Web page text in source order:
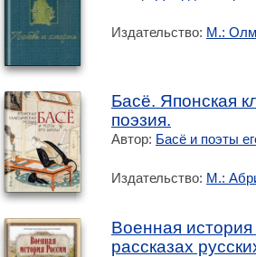
Издательство: М.:
Басё. Японская
поэзия.
Автор: Басё и поэты
Издательство: М.:
Военная
рассказах